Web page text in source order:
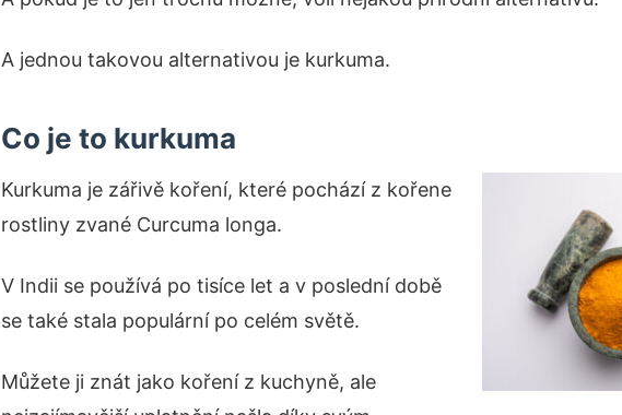
A jednou takovou alternativou je kurkuma.
Co je to kurkuma
Kurkuma je zářivě koření, které pochází z kořene
rostliny zvané Curcuma longa.
V Indii se používá po tisíce let a v poslední době
se také stala populární po celém světě.
Můžete ji znát jako koření z kuchyně, ale